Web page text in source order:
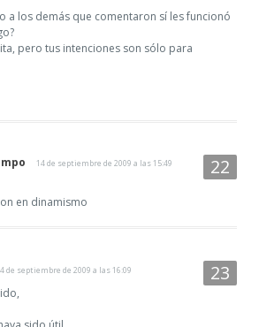
a los demás que comentaron sí les funcionó
pero tus intenciones son sólo para
14 de septiembre de 2009 a las 15:49
en dinamismo
de septiembre de 2009 a las 16:09